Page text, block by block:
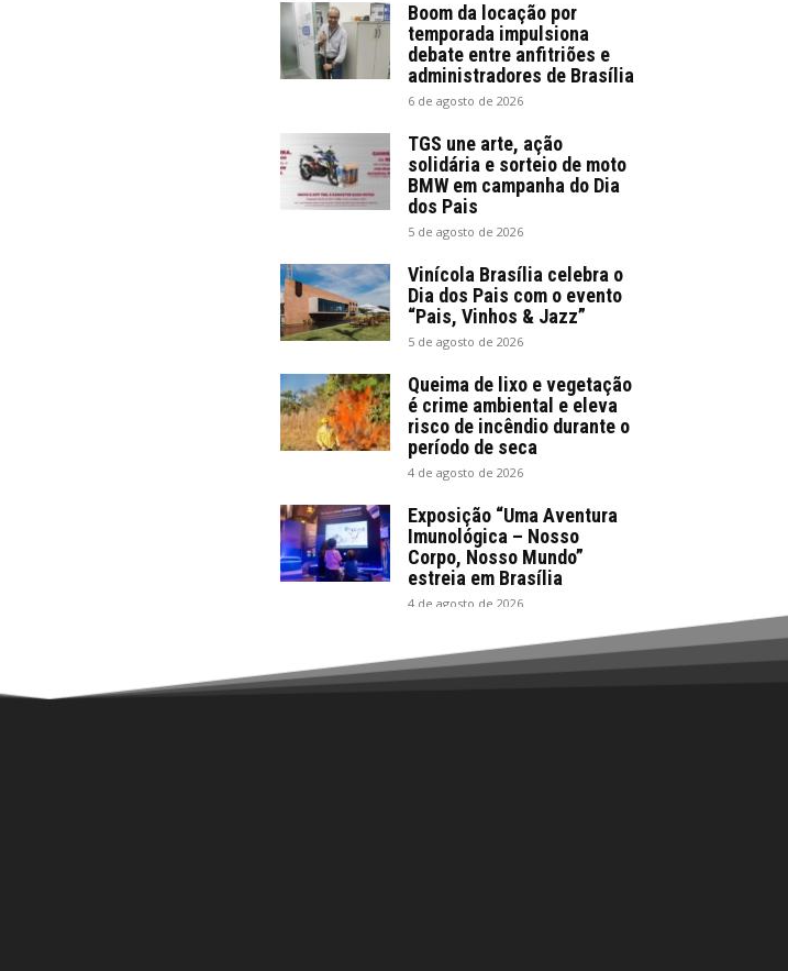
Boom da locação por
temporada impulsiona
debate entre anfitriões e
administradores de Brasília
6 de agosto de 2026
TGS une arte, ação
solidária e sorteio de moto
BMW em campanha do Dia
dos Pais
5 de agosto de 2026
Vinícola Brasília celebra o
Dia dos Pais com o evento
“Pais, Vinhos & Jazz”
5 de agosto de 2026
Queima de lixo e vegetação
é crime ambiental e eleva
risco de incêndio durante o
período de seca
4 de agosto de 2026
Exposição “Uma Aventura
Imunológica – Nosso
Corpo, Nosso Mundo”
estreia em Brasília
4 de agosto de 2026